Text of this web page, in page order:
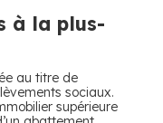
à la plus-
au titre de
sociaux.
supérieure